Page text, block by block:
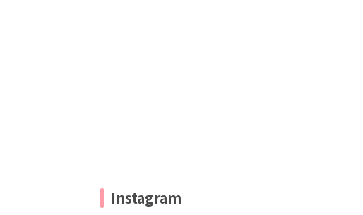
Instagram